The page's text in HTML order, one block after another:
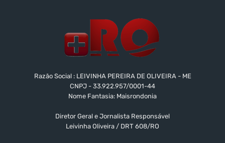
Razão Social : LEIVINHA PEREIRA DE OLIVEIRA - ME
CNPJ - 33.922.957/0001-44
Nome Fantasia: Maisrondonia
Diretor Geral e Jornalista Responsável
Leivinha Oliveira / DRT 608/RO